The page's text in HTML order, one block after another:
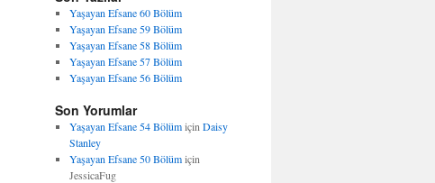
Yaşayan Efsane 60 Bölüm
Yaşayan Efsane 59 Bölüm
Yaşayan Efsane 58 Bölüm
Yaşayan Efsane 57 Bölüm
Yaşayan Efsane 56 Bölüm
Son Yorumlar
Yaşayan Efsane 54 Bölümiçin Daisy
Stanley
Yaşayan Efsane 50 Bölümiçin
JessicaFug